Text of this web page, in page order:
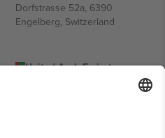
Dorfstrasse 52a, 6390
Engelberg, Switzerland
United Arab Emirates
UAE Dubai Silicon Oasis, DDP